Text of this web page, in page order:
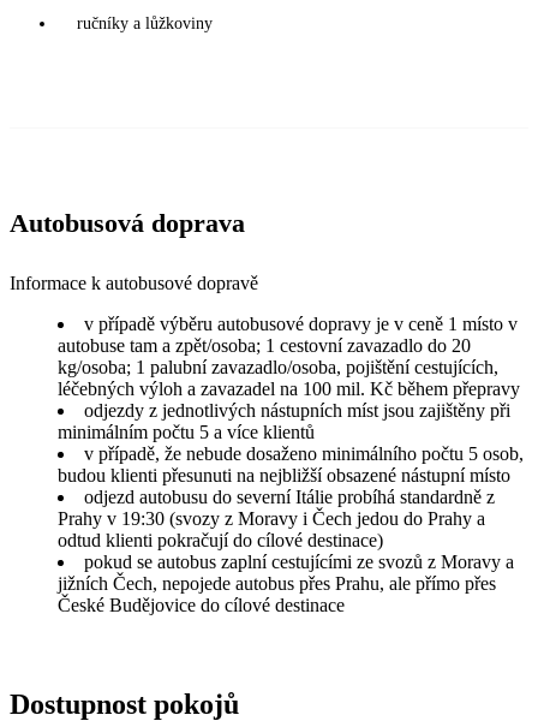
ručníky a lůžkoviny
Autobusová doprava
Informace k autobusové dopravě
v případě výběru autobusové dopravy je v ceně 1 místo v
autobuse tam a zpět/osoba; 1 cestovní zavazadlo do 20
kg/osoba; 1 palubní zavazadlo/osoba, pojištění cestujících,
léčebných výloh a zavazadel na 100 mil. Kč během přepravy
odjezdy z jednotlivých nástupních míst jsou zajištěny při
minimálním počtu 5 a více klientů
v případě, že nebude dosaženo minimálního počtu 5 osob,
budou klienti přesunuti na nejbližší obsazené nástupní místo
odjezd autobusu do severní Itálie probíhá standardně z
Prahy v 19:30 (svozy z Moravy i Čech jedou do Prahy a
odtud klienti pokračují do cílové destinace)
pokud se autobus zaplní cestujícími ze svozů z Moravy a
jižních Čech, nepojede autobus přes Prahu, ale přímo přes
České Budějovice do cílové destinace
Dostupnost pokojů